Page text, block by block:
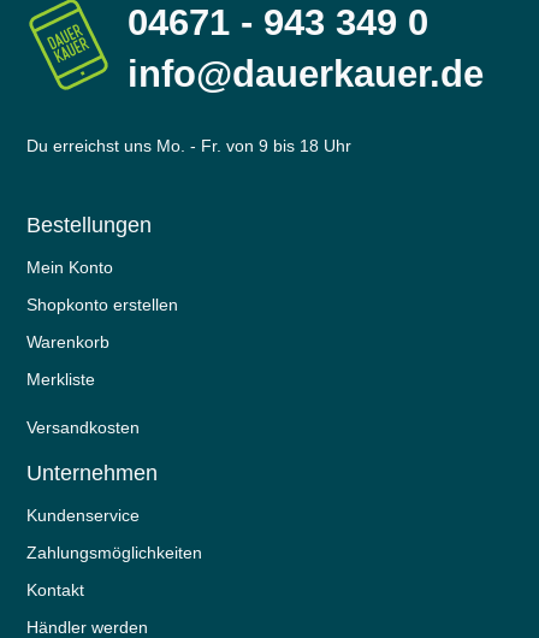
04671 - 943 349 0
info@dauerkauer.de
Du erreichst uns Mo. - Fr. von 9 bis 18 Uhr
Bestellungen
Mein Konto
Shopkonto erstellen
Warenkorb
Merkliste
Versandkosten
Unternehmen
Kundenservice
Zahlungsmöglichkeiten
Kontakt
Händler werden